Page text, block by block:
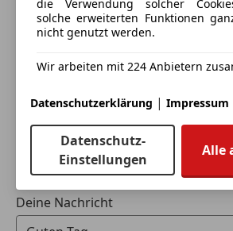
LED-Tagfahrlicht
Müdigkeitswarnsystem
Notrufsystem
Seitenairbag
Servolenkung
Spurhalteassistent
Tagfahrlicht
Traktionskontrolle
Verkehrszeichenerkennung
77B MBUX Interieur-Assistent
PAG MBUX Hyperscreen
292 PRE-SAFE Impuls Seite
INTERIEUR
878 Aktive Ambientebeleuchtung
914 Klimaluftfilter
241 Vordersitz links elektrisch
Memory-Funktion
242 Vordersitz rechts elektrisch
Memory-Funktion
5582 St. Michael im Lungau, AT
Hermann Neubauer
Anbieter kontaktieren
Deine Nachricht
die Verwendung solcher
solche erweiterten Funktionen
nicht genutzt werden.
Wir arbeiten mit 224 Anbietern
Datenschutzerklärung | Impressum
Datenschutz-
Einstellungen
Alle